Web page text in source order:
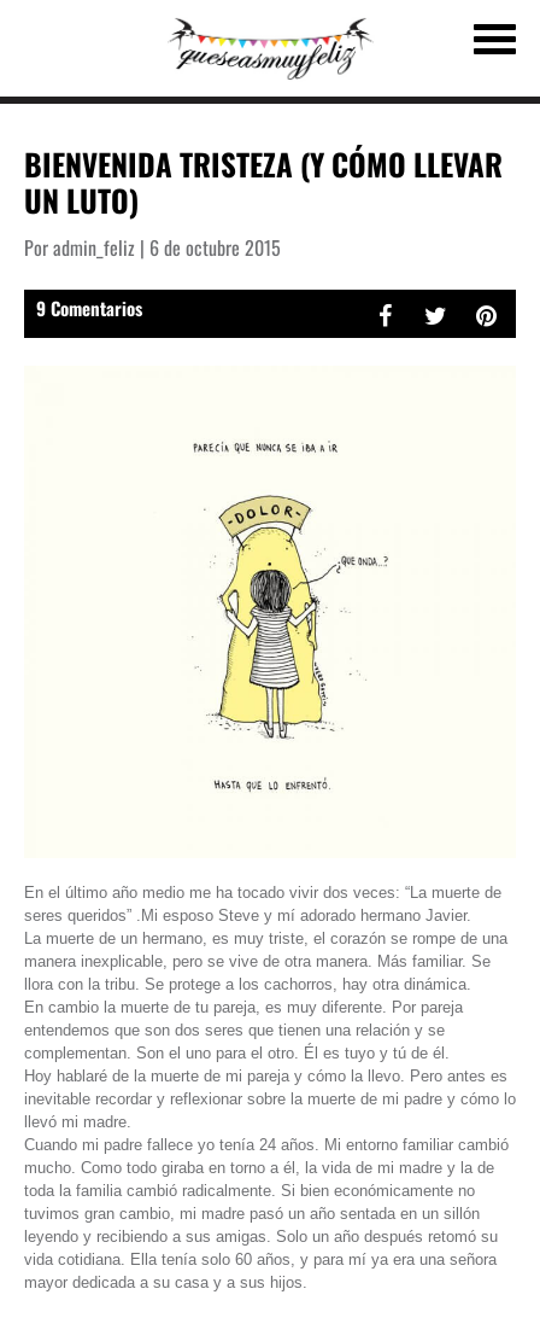
BIENVENIDA TRISTEZA (Y CÓMO LLEVAR
UN LUTO)
Por admin_feliz | 6 de octubre 2015
9 Comentarios
En el último año medio me ha tocado vivir dos veces: “La muerte de
seres queridos” .Mi esposo Steve y mí adorado hermano Javier.
La muerte de un hermano, es muy triste, el corazón se rompe de una
manera inexplicable, pero se vive de otra manera. Más familiar. Se
llora con la tribu. Se protege a los cachorros, hay otra dinámica.
En cambio la muerte de tu pareja, es muy diferente. Por pareja
entendemos que son dos seres que tienen una relación y se
complementan. Son el uno para el otro. Él es tuyo y tú de él.
Hoy hablaré de la muerte de mi pareja y cómo la llevo. Pero antes es
inevitable recordar y reflexionar sobre la muerte de mi padre y cómo lo
llevó mi madre.
Cuando mi padre fallece yo tenía 24 años. Mi entorno familiar cambió
mucho. Como todo giraba en torno a él, la vida de mi madre y la de
toda la familia cambió radicalmente. Si bien económicamente no
tuvimos gran cambio, mi madre pasó un año sentada en un sillón
leyendo y recibiendo a sus amigas. Solo un año después retomó su
vida cotidiana. Ella tenía solo 60 años, y para mí ya era una señora
mayor dedicada a su casa y a sus hijos.